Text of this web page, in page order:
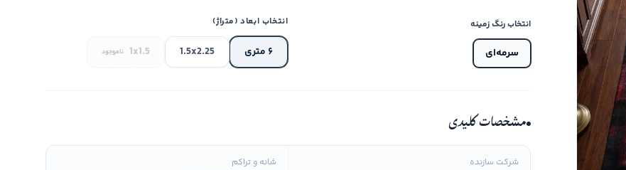
انتخاب رنگ زمینه
سرمه‌ای
انتخاب ابعاد (متراژ)
۶ متری 1.5x2.25
1x1.5 ناموجود
مشخصات کلیدی
شرکت سازنده شانه و تراکم